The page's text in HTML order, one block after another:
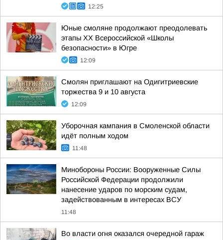
12:25
Юные смоляне продолжают преодолевать
этапы XX Всероссийской «Школы
безопасности» в Югре
12:09
Смолян приглашают на Одигитриевские
торжества 9 и 10 августа
12:09
Уборочная кампания в Смоленской области
идёт полным ходом
11:48
Минобороны России: Вооруженные Силы
Российской Федерации продолжили
нанесение ударов по морским судам,
задействованным в интересах ВСУ
11:48
Во власти огня оказался очередной гараж